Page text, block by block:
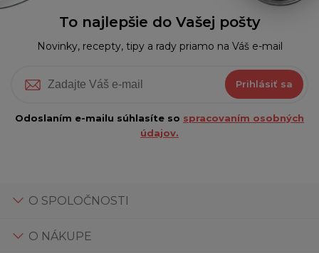
To najlepšie do Vašej pošty
Novinky, recepty, tipy a rady priamo na Váš e-mail
Prihlásiť sa
Odoslaním e-mailu súhlasíte so spracovaním osobných
údajov.
O SPOLOČNOSTI
O NÁKUPE